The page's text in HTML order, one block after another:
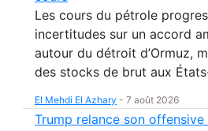
Les cours du pétrole
incertitudes sur un accord
autour du détroit d’Ormuz,
des stocks de brut aux
El Mehdi El Azhary - 7 août 2026
Trump relance son